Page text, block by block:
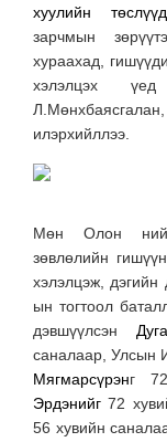
хуулийн төслүүд
зарчмын
хураахад,
хэлэлцэх
илэрхийллээ.
Мөн Олон
зөвлөлийн
хэлэлцэж,
ын тогтоол
дэвшүүлсэн
саналаар, Улсын
Мягмарсүрэнг
Эрдэнийг 72
56 хувийн